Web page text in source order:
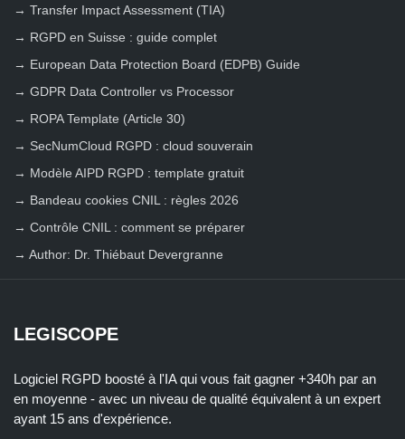
→ Transfer Impact Assessment (TIA)
→ RGPD en Suisse : guide complet
→ European Data Protection Board (EDPB) Guide
→ GDPR Data Controller vs Processor
→ ROPA Template (Article 30)
→ SecNumCloud RGPD : cloud souverain
→ Modèle AIPD RGPD : template gratuit
→ Bandeau cookies CNIL : règles 2026
→ Contrôle CNIL : comment se préparer
→ Author: Dr. Thiébaut Devergranne
LEGISCOPE
Logiciel RGPD boosté à l'IA qui vous fait gagner +340h par an
en moyenne - avec un niveau de qualité équivalent à un expert
ayant 15 ans d'expérience.